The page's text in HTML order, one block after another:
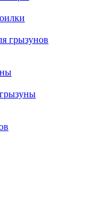
грызунов